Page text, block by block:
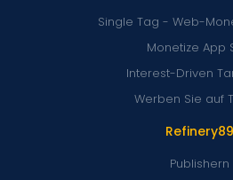
Refinery89
Publishern
Single Tag - Web-
Monetize App
Interest-Driven
Werben Sie auf